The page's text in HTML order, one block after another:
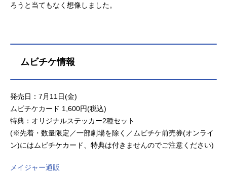
ろうと当てもなく想像しました。
ムビチケ情報
発売日：7月11日(金)
ムビチケカード 1,600円(税込)
特典：オリジナルステッカー2種セット
(※先着・数量限定／一部劇場を除く／ムビチケ前売券(オンライ
ン)にはムビチケカード、特典は付きませんのでご注意ください)
メイジャー通販